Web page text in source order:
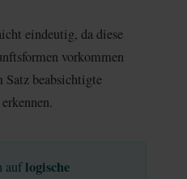
eindeutig, da diese
vorkommen
beabsichtigte
auflogische